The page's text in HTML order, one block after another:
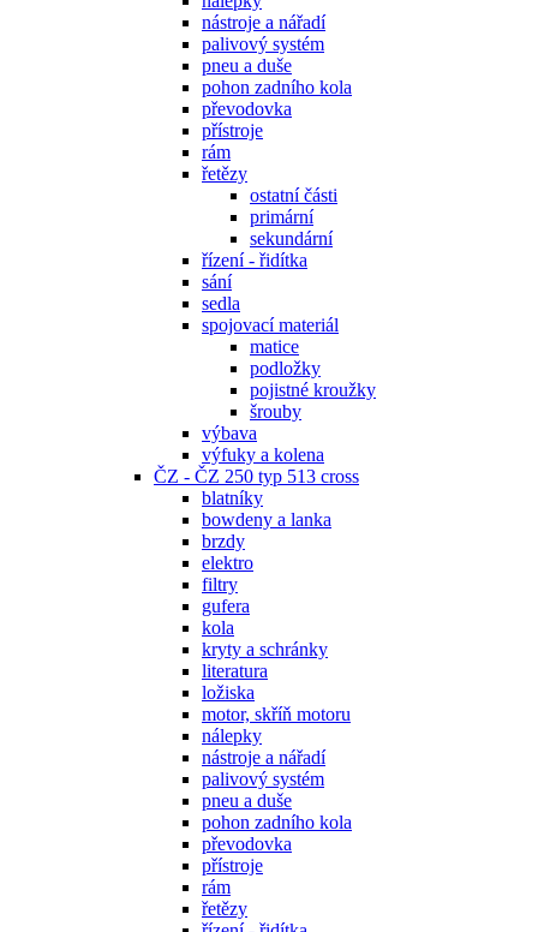
nástroje a nářadí
palivový systém
pneu a duše
pohon zadního kola
převodovka
přístroje
rám
řetězy
ostatní části
primární
sekundární
řízení - řidítka
sání
sedla
spojovací materiál
matice
podložky
pojistné kroužky
šrouby
výbava
výfuky a kolena
ČZ - ČZ 250 typ 513 cross
blatníky
bowdeny a lanka
brzdy
elektro
filtry
gufera
kola
kryty a schránky
literatura
ložiska
motor, skříň motoru
nálepky
nástroje a nářadí
palivový systém
pneu a duše
pohon zadního kola
převodovka
přístroje
rám
řetězy